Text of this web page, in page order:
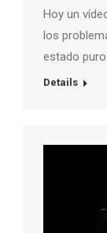
Hoy un
los
estado puro.
Details